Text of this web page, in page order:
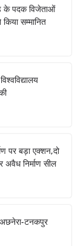
के पदक विजेताओं
सम्मानित
पर बड़ा एक्शन,दो
अवैध निर्माण सील
टनकपुर